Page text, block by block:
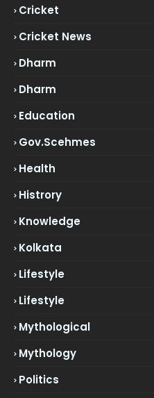
Cricket
Cricket News
Dharm
Dharm
Education
Gov.scehmes
Health
Histrory
Knowledge
Kolkata
Lifestyle
Lifestyle
Mythological
Mythology
Politics